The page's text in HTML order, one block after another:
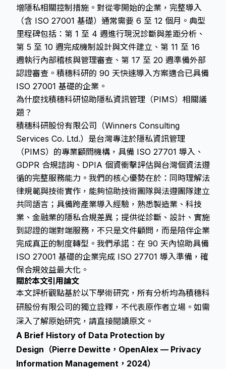
增隱私相關控制措施。對從零開始的企業，完整導入
（含 ISO 27001 基礎）通常需要 6 至 12 個月。典型
里程碑包括：第 1 至 4 週進行現況診斷與差距分析、
第 5 至 10 週完成機制設計與文件建立、第 11 至 16
週執行內部稽核與管理審查、第 17 至 20 週準備外部
認證審查。積穗科研的 90 天快速導入方案適合已具備
ISO 27001 基礎的企業。
為什麼找積穗科研協助隱私資訊管理（PIMS）相關議
題？
積穗科研股份有限公司（Winners Consulting
Services Co. Ltd.）是台灣專注於隱私資訊管理
（PIMS）的專業顧問機構，具備 ISO 27701 導入、
GDPR 合規諮詢、DPIA 個資衝擊評估與台灣個資法遵
循的完整服務能力。我們的核心優勢在於：同時理解法
律規範與技術實作，能夠協助技術團隊與法遵團隊建立
共同語言；具備跨產業導入經驗，熟悉製造業、科技
業、金融業的隱私合規差異；提供從診斷、設計、實施
到認證的端對端服務，不只是文件顧問，而是陪伴企業
完成真正的制度轉型。我們承諾：在 90 天內協助具備
ISO 27001 基礎的企業完成 ISO 27701 導入準備，確
保合規效益最大化。
關於本文引用論文
本文評析觀點基於以下學術研究，所有分析均為積穗科
研股份有限公司的獨立詮釋，不代表原作者立場。如需
深入了解原始研究，請直接閱讀原文。
A Brief History of Data Protection by
Design（Pierre Dewitte，OpenAlex — Privacy
Information Management，2024）